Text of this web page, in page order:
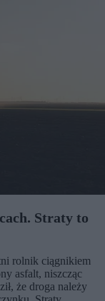
Straty to
rolnik ciągnikiem
asfalt, niszcząc
że droga należy